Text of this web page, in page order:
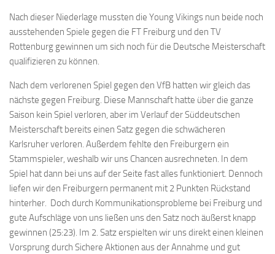
Nach dieser Niederlage mussten die Young Vikings nun beide noch
ausstehenden Spiele gegen die FT Freiburg und den TV
Rottenburg gewinnen um sich noch für die Deutsche Meisterschaft
qualifizieren zu können.
Nach dem verlorenen Spiel gegen den VfB hatten wir gleich das
nächste gegen Freiburg. Diese Mannschaft hatte über die ganze
Saison kein Spiel verloren, aber im Verlauf der Süddeutschen
Meisterschaft bereits einen Satz gegen die schwächeren
Karlsruher verloren. Außerdem fehlte den Freiburgern ein
Stammspieler, weshalb wir uns Chancen ausrechneten. In dem
Spiel hat dann bei uns auf der Seite fast alles funktioniert. Dennoch
liefen wir den Freiburgern permanent mit 2 Punkten Rückstand
hinterher. Doch durch Kommunikationsprobleme bei Freiburg und
gute Aufschläge von uns ließen uns den Satz noch äußerst knapp
gewinnen (25:23). Im 2. Satz erspielten wir uns direkt einen kleinen
Vorsprung durch Sichere Aktionen aus der Annahme und gut